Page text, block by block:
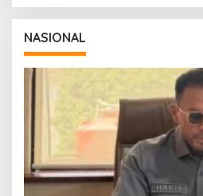
NASIONAL